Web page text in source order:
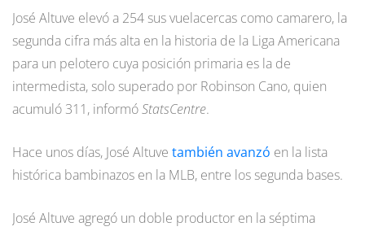
José Altuve elevó a 254 sus vuelacercas como camarero, la
segunda cifra más alta en la historia de la Liga Americana
para un pelotero cuya posición primaria es la de
intermedista, solo superado por Robinson Cano, quien
acumuló 311, informóStatsCentre.
Hace unos días, José Altuve también avanzó en la lista
histórica bambinazos en la MLB, entre los segunda bases.
José Altuve agregó un doble productor en la séptima